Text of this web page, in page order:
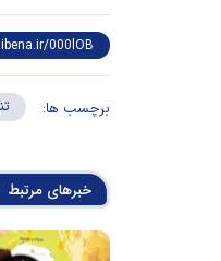
برچسب ها:
خبرهای مرتبط